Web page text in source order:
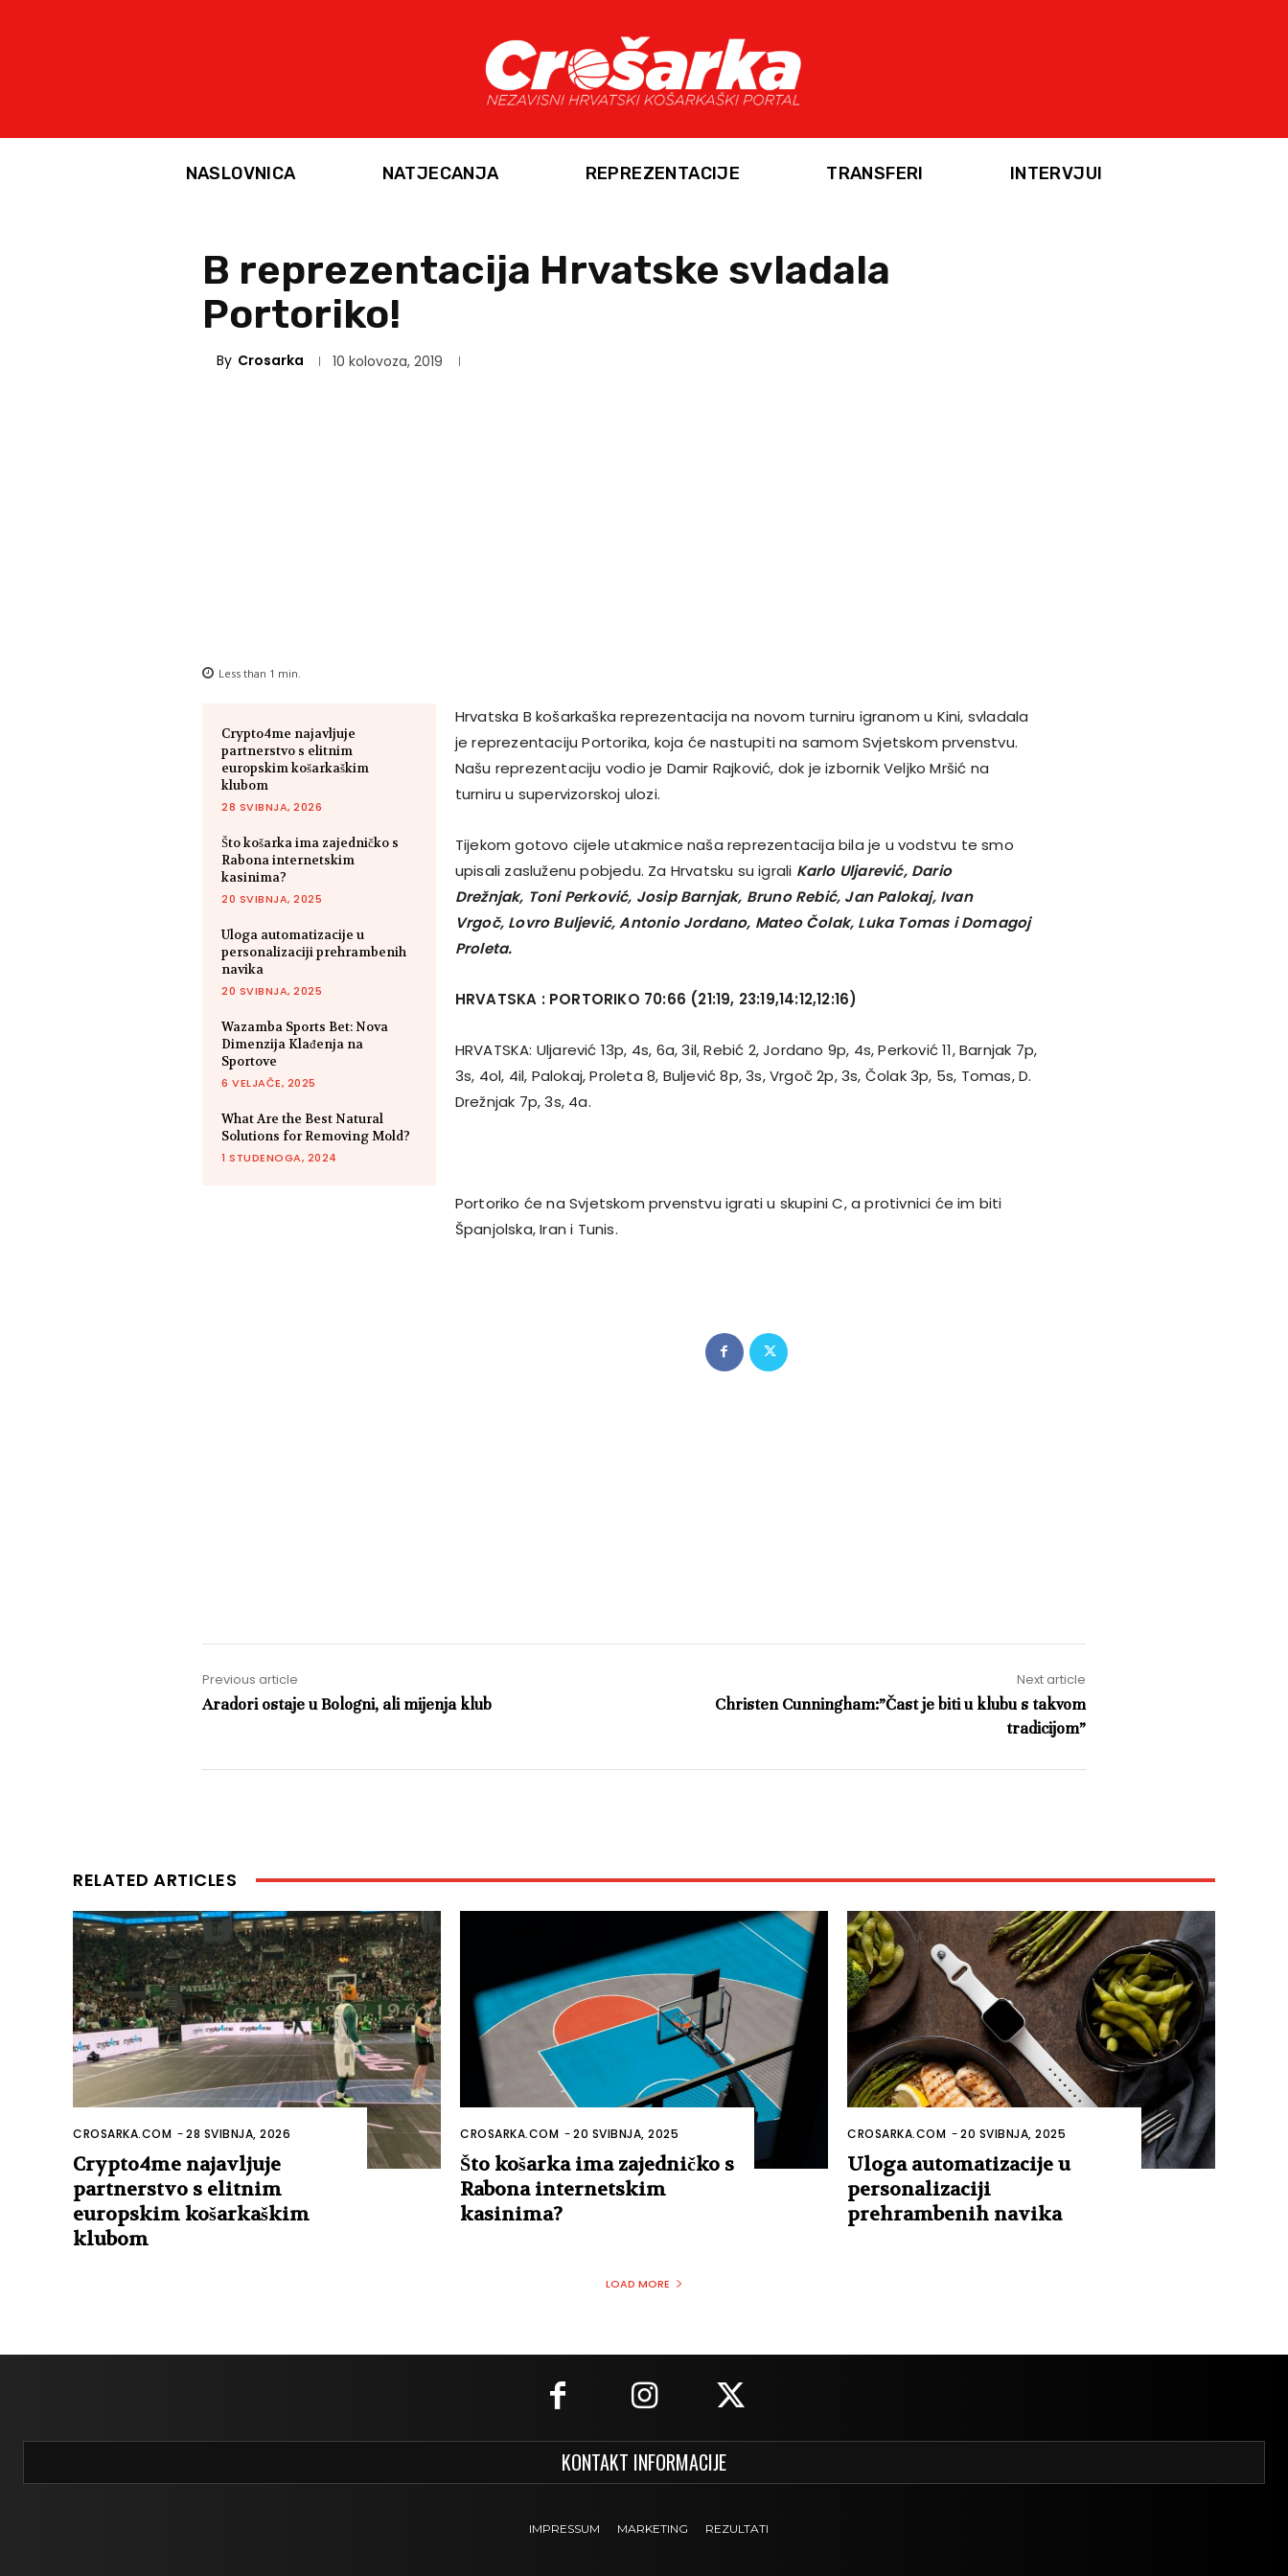
NASLOVNICA NATJECANJA REPREZENTACIJE TRANSFERI INTERVJUI
B reprezentacija Hrvatske svladala
Portoriko!
By Crosarka 10 kolovoza, 2019
Less than 1 min.
Crypto4me najavljuje
partnerstvo s elitnim
europskim košarkaškim
klubom
28 SVIBNJA, 2026
Što košarka ima zajedničko s
Rabona internetskim
kasinima?
20 SVIBNJA, 2025
Uloga automatizacije u
personalizaciji prehrambenih
navika
20 SVIBNJA, 2025
Wazamba Sports Bet: Nova
Dimenzija Klađenja na
Sportove
6 VELJAČE, 2025
What Are the Best Natural
Solutions for Removing Mold?
1 STUDENOGA, 2024
Hrvatska B košarkaška reprezentacija na novom turniru igranom u Kini, svladala
je reprezentaciju Portorika, koja će nastupiti na samom Svjetskom prvenstvu.
Našu reprezentaciju vodio je Damir Rajković, dok je izbornik Veljko Mršić na
turniru u supervizorskoj ulozi.
Tijekom gotovo cijele utakmice naša reprezentacija bila je u vodstvu te smo
upisali zasluženu pobjedu. Za Hrvatsku su igrali Karlo Uljarević, Dario
Drežnjak, Toni Perković, Josip Barnjak, Bruno Rebić, Jan Palokaj, Ivan
Vrgoč, Lovro Buljević, Antonio Jordano, Mateo Čolak, Luka Tomas i Domagoj
Proleta.
HRVATSKA : PORTORIKO 70:66 (21:19, 23:19,14:12,12:16)
HRVATSKA: Uljarević 13p, 4s, 6a, 3il, Rebić 2, Jordano 9p, 4s, Perković 11, Barnjak 7p,
3s, 4ol, 4il, Palokaj, Proleta 8, Buljević 8p, 3s, Vrgoč 2p, 3s, Čolak 3p, 5s, Tomas, D.
Drežnjak 7p, 3s, 4a.
Portoriko će na Svjetskom prvenstvu igrati u skupini C, a protivnici će im biti
Španjolska, Iran i Tunis.
Previous article
Aradori ostaje u Bologni, ali mijenja klub
Next article
Christen Cunningham:”Čast je biti u klubu s takvom
tradicijom”
RELATED ARTICLES
CROSARKA.COM -28 SVIBNJA, 2026
Crypto4me najavljuje
partnerstvo s elitnim
europskim košarkaškim
klubom
CROSARKA.COM -20 SVIBNJA, 2025
Što košarka ima zajedničko s
Rabona internetskim
kasinima?
CROSARKA.COM -20 SVIBNJA, 2025
Uloga automatizacije u
personalizaciji
prehrambenih navika
LOAD MORE
KONTAKT INFORMACIJE
IMPRESSUM MARKETING REZULTATI